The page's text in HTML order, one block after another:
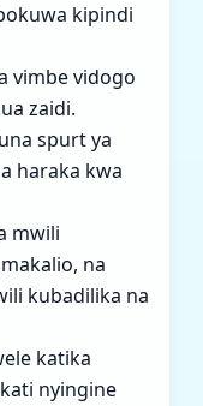
kipindi
vimbe vidogo
zaidi.
spurt ya
haraka kwa
mwili
na
kubadilika na
katika
nyingine